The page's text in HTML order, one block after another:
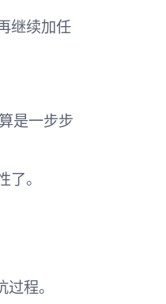
继续加任
是一步步
了。
程。